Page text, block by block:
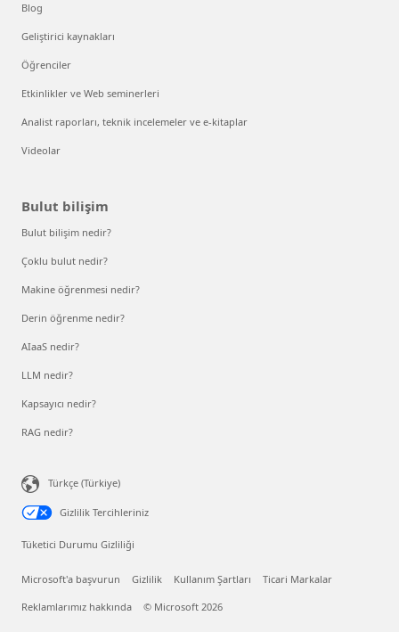
Blog
Geliştirici kaynakları
Öğrenciler
Etkinlikler ve Web seminerleri
Analist raporları, teknik incelemeler ve e-kitaplar
Videolar
Bulut bilişim
Bulut bilişim nedir?
Çoklu bulut nedir?
Makine öğrenmesi nedir?
Derin öğrenme nedir?
AIaaS nedir?
LLM nedir?
Kapsayıcı nedir?
RAG nedir?
Türkçe (Türkiye)
Gizlilik Tercihleriniz
Tüketici Durumu Gizliliği
Microsoft'a başvurun Gizlilik Kullanım Şartları Ticari Markalar
Reklamlarımız hakkında © Microsoft 2026